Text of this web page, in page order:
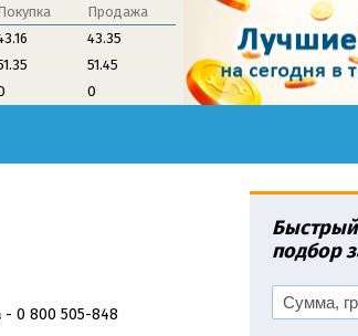
Продажа
43.35
51.45
0
- 0 800 505-848
Быстрый
подбор